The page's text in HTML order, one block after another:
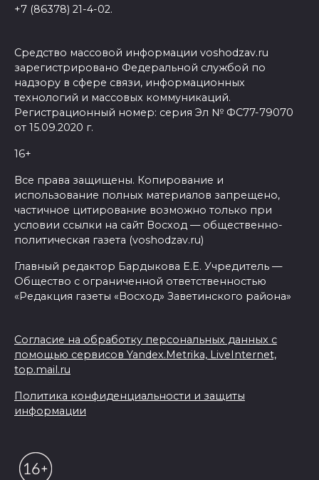
+7 (86378) 21-4-02.
Средство массовой информации voshodzav.ru
зарегистрировано Федеральной службой по
надзору в сфере связи, информационных
технологий и массовых коммуникаций.
Регистрационный номер: серия Эл № ФС77-79070
от 15.09.2020 г.
16+
Все права защищены. Копирование и
использование полных материалов запрещено,
частичное цитирование возможно только при
условии ссылки на сайт Восход — общественно-
политическая газета (voshodzav.ru)
Главный редактор Бардыкова Е.Е. Учредитель —
Общество с ограниченной ответственностью
«Редакция газеты «Восход» Заветинского района»
Согласие на обработку персональных данных с
помощью сервисов Yandex.Metrika, LiveInternet,
top.mail.ru
Политика конфиденциальности и защиты
информации